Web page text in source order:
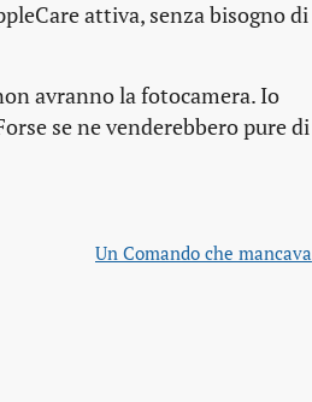
attiva, senza bisogno di
avranno la fotocamera. Io
se ne venderebbero pure di
Un Comando che mancava